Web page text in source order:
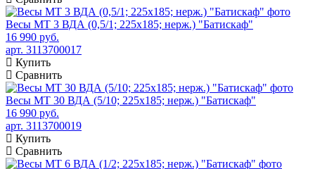
Весы МТ 3 ВДА (0,5/1; 225х185; нерж.) "Батискаф"
16 990 руб.
арт. 3113700017
Купить
Сравнить
Весы МТ 30 ВДА (5/10; 225х185; нерж.) "Батискаф"
16 990 руб.
арт. 3113700019
Купить
Сравнить